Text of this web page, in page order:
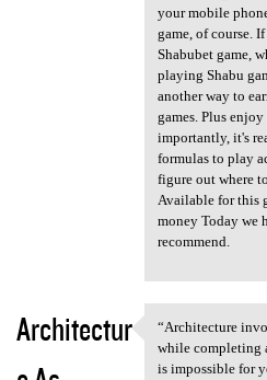
your mobile
game, of course.
Shabubet game,
playing Shabu
another way to
games. Plus
importantly, it's
formulas to play
figure out where
Available for this
money Today we
recommend.
Architectur “Architecture
“Architecture
while completing
is impossible for